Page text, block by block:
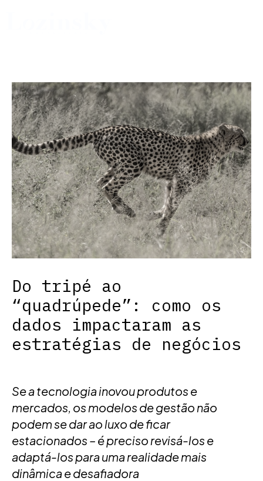
Do tripé ao
“quadrúpede”: como os
dados impactaram as
estratégias de negócios
Se a tecnologia inovou produtos e
mercados, os modelos de gestão não
podem se dar ao luxo de ficar
estacionados – é preciso revisá-los e
adaptá-los para uma realidade mais
dinâmica e desafiadora